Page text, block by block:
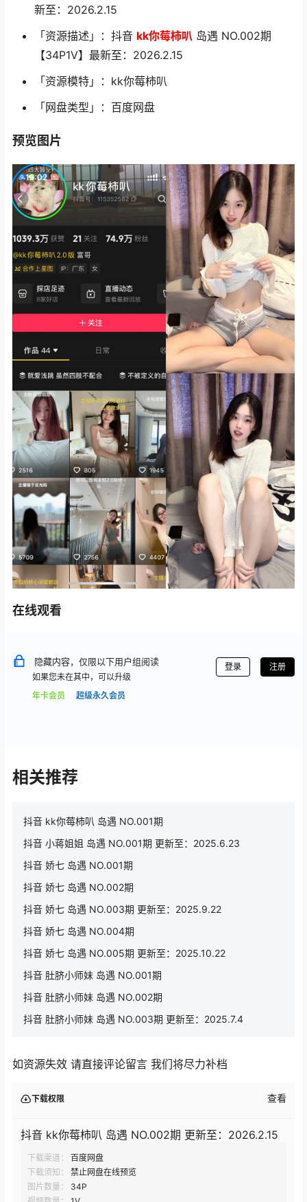
新至：2026.2.15
「资源描述」：抖音 kk你莓柿叭 岛遇 NO.002期
【34P1V】最新至：2026.2.15
「资源模特」：kk你莓柿叭
「网盘类型」：百度网盘
预览图片
在线观看
隐藏内容，仅限以下用户组阅读
如果您未在其中，可以升级
年卡会员
超级永久会员
登录 注册
相关推荐
抖音 kk你莓柿叭 岛遇 NO.001期
抖音 小蒋姐姐 岛遇 NO.001期 更新至：2025.6.23
抖音 娇七 岛遇 NO.001期
抖音 娇七 岛遇 NO.002期
抖音 娇七 岛遇 NO.003期 更新至：2025.9.22
抖音 娇七 岛遇 NO.004期
抖音 娇七 岛遇 NO.005期 更新至：2025.10.22
抖音 肚脐小师妹 岛遇 NO.001期
抖音 肚脐小师妹 岛遇 NO.002期
抖音 肚脐小师妹 岛遇 NO.003期 更新至：2025.7.4
如资源失效 请直接评论留言 我们将尽力补档
下载权限 查看
抖音 kk你莓柿叭 岛遇 NO.002期 更新至：2026.2.15
下载渠道：
百度网盘
下载须知：
禁止网盘在线预览
图片数量：
34P